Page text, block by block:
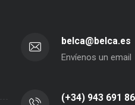
belca@belca.es
Envíenos un email
(+34) 943 691